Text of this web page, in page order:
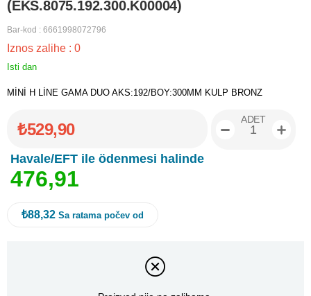
(EKS.8075.192.300.K00004)
Bar-kod : 6661998072796
Iznos zalihe : 0
Isti dan
MİNİ H LİNE GAMA DUO AKS:192/BOY:300MM KULP BRONZ
₺529,90
Havale/EFT ile ödenmesi halinde
476,91
ADET
₺88,32 Sa ratama počev od